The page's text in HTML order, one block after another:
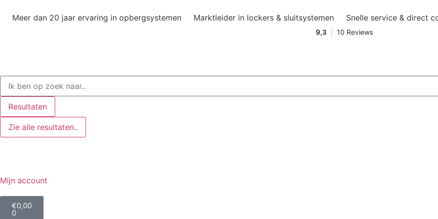
Meer dan 20 jaar ervaring in opbergsystemen Marktleider in lockers & sluitsystemen Snelle service & direct
Resultaten
Zie alle resultaten..
Mijn account
€0,00
0